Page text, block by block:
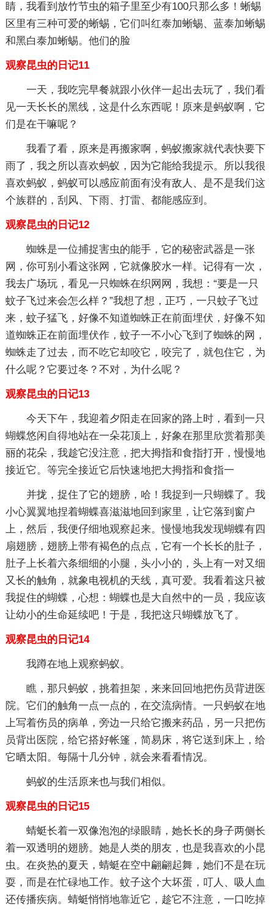
睛，我看到放竹节虫的箱子里至少有100只那么多！蜥蜴
区里有三种可爱的蜥蜴，它们叫红泰加蜥蜴、蓝泰加蜥蜴
和黑白泰加蜥蜴。他们的脸
观察昆虫的日记11
一天，我吃完早餐就跟小伙伴一起出去玩了，我们看
见一天长长的黑线，这是什么东西呢！原来是蚂蚁啊，它
们是在干嘛呢？
我看了看，原来是再搬家啊，蚂蚁搬家就代表快要下
雨了，我之所以喜欢蚂蚁，因为它能给我提示。所以我很
喜欢蚂蚁，蚂蚁可以感应前面有没有敌人、是不是我们这
个族群的，刮风、下雨、打雷、都能感应到。
观察昆虫的日记12
蜘蛛是一位捕捉害虫的能手，它的秘密武器是一张
网，你可别小看这张网，它就像胶水一样。记得有一次，
我去广场玩，看见一只蜘蛛在织网网，我想：“要是一只
蚊子飞过来会怎么样？”我想了想，正巧，一只蚊子飞过
来，蚊子猛飞，好像不知道蜘蛛正在前面埋伏，好像不知
道蜘蛛正在前面埋伏作，蚊子一不小心飞到了蜘蛛的网，
蜘蛛走了过去，而不吃它却咬它，咬完了，就包住它，为
什么呢？它要过冬？不对，为什么呢？
观察昆虫的日记13
今天下午，我迎着夕阳走在回家的路上时，看到一只
蝴蝶悠闲自得地站在一朵花顶上，好象在那里欣赏着那美
丽的花朵，我趁它没注意，把大拇指和食指打开，慢慢地
接近它。等完全接近它后快速地把大拇指和食指一
并拢，捉住了它的翅膀，哈！我捉到一只蝴蝶了。我
小心翼翼地捏着蝴蝶喜滋滋地回到家里，让它落到窗户
上，然后，我便仔细地观察起来。慢慢地我发现蝴蝶有四
扇翅膀，翅膀上带有褐色的点点，它有一个长长的肚子，
肚子上长着六条细细的小腿，头小小的，头上有一对又细
又长的触角，就象电视机的天线，真可爱。我看着这只被
我捉住的蝴蝶，心想：蝴蝶也是大自然中的一员，我应该
让幼小的生命延续吧！于是，我把这只蝴蝶放飞了。
观察昆虫的日记14
我蹲在地上观察蚂蚁。
瞧，那只蚂蚁，挑着担架，来来回回地把伤员背进医
院。它们的触角一点一点的，在交流病情。一只蚂蚁在地
上写着伤员的病单，旁边一只给它搬来药品，另一只把伤
员背出医院，给它搭好帐篷，简易床，将它送到床上，给
它晒太阳。每隔十几分钟，就会来看看情况。
蚂蚁的生活原来也与我们相似。
观察昆虫的日记15
蜻蜓长着一双像泡泡的绿眼睛，她长长的身子两侧长
着一双透明的翅膀。她是人类的朋友，也是我喜欢的小昆
虫。在炎热的夏天，蜻蜓在空中翩翩起舞，她们不是在玩
耍，而是在忙碌地工作。蚊子这个大坏蛋，叮人、吸人血
还传播疾病。蜻蜓悄悄地靠近它，趁它不注意，一口吃掉